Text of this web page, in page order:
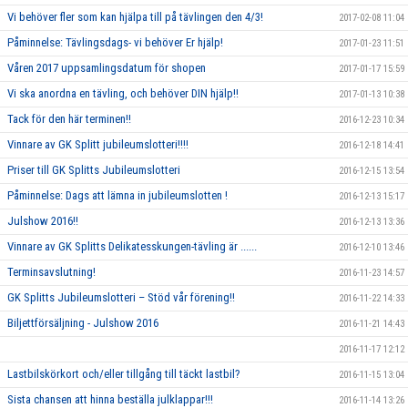
Vi behöver fler som kan hjälpa till på tävlingen den 4/3! 2017-02-08 11:04
Påminnelse: Tävlingsdags- vi behöver Er hjälp! 2017-01-23 11:51
Våren 2017 uppsamlingsdatum för shopen 2017-01-17 15:59
Vi ska anordna en tävling, och behöver DIN hjälp!! 2017-01-13 10:38
Tack för den här terminen!! 2016-12-23 10:34
Vinnare av GK Splitt jubileumslotteri!!!! 2016-12-18 14:41
Priser till GK Splitts Jubileumslotteri 2016-12-15 13:54
Påminnelse: Dags att lämna in jubileumslotten ! 2016-12-13 15:17
Julshow 2016!! 2016-12-13 13:36
Vinnare av GK Splitts Delikatesskungen-tävling är ...... 2016-12-10 13:46
Terminsavslutning! 2016-11-23 14:57
GK Splitts Jubileumslotteri – Stöd vår förening!! 2016-11-22 14:33
Biljettförsäljning - Julshow 2016 2016-11-21 14:43
2016-11-17 12:12
Lastbilskörkort och/eller tillgång till täckt lastbil? 2016-11-15 13:04
Sista chansen att hinna beställa julklappar!!! 2016-11-14 13:26